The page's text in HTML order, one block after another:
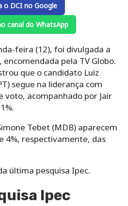
o DCI no Google
canal do WhatsApp
feira (12), foi divulgada a
pela TV Globo.
que o candidato Luiz
segue na liderança com
voto, acompanhado por Jair
Tebet (MDB) aparecem
4%, respectivamente, das
última pesquisa Ipec.
Ipec